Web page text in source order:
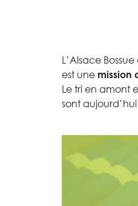
L’Alsace Bossue
est une mission
Le tri en amont
sont aujourd’hui